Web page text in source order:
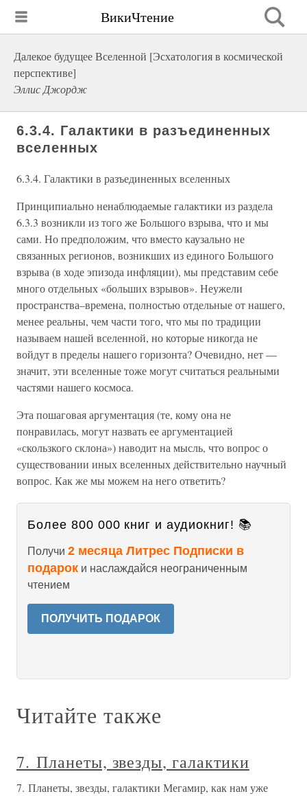
ВикиЧтение
Далекое будущее Вселенной [Эсхатология в космической
перспективе]
Эллис Джордж
6.3.4. Галактики в разъединенных
вселенных
6.3.4. Галактики в разъединенных вселенных
Принципиально ненаблюдаемые галактики из раздела
6.3.3 возникли из того же Большого взрыва, что и мы
сами. Но предположим, что вместо каузально не
связанных регионов, возникших из единого Большого
взрыва (в ходе эпизода инфляции), мы представим себе
много отдельных «больших взрывов». Неужели
пространства–времена, полностью отдельные от нашего,
менее реальны, чем части того, что мы по традиции
называем нашей вселенной, но которые никогда не
войдут в пределы нашего горизонта? Очевидно, нет —
значит, эти вселенные тоже могут считаться реальными
частями нашего космоса.
Эта пошаговая аргументация (те, кому она не
понравилась, могут назвать ее аргументацией
«скользкого склона») наводит на мысль, что вопрос о
существовании иных вселенных действительно научный
вопрос. Как же мы можем на него ответить?
Более 800 000 книг и аудиокниг! 📚
Получи 2 месяца Литрес Подписки в
подарок и наслаждайся неограниченным
чтением
ПОЛУЧИТЬ ПОДАРОК
Читайте также
7. Планеты, звезды, галактики
7. Планеты, звезды, галактики Мегамир, как нам уже